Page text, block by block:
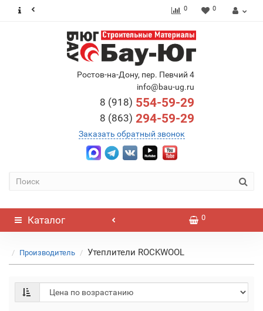
0 0
Ростов-на-Дону, пер. Певчий 4
info@bau-ug.ru
8 (918) 554-59-29
8 (863) 294-59-29
Заказать обратный звонок
Каталог 0
Производитель Утеплители ROCKWOOL